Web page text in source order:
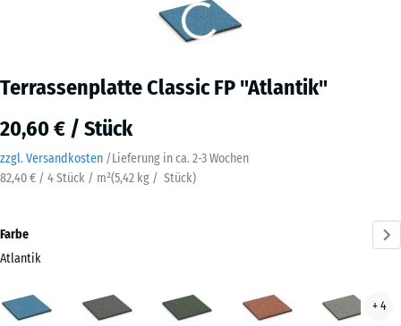
Terrassenplatte Classic FP "Atlantik"
20,60 € / Stück
zzgl. Versandkosten /Lieferung in ca. 2-3 Wochen
82,40 € / 4 Stück / m²(5,42 kg / Stück)
Farbe
Atlantik
(active)
Granit
Rasen
+ 4